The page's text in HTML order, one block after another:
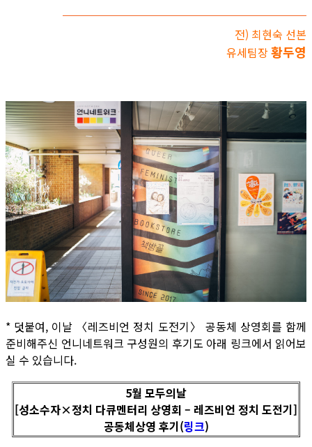
전) 최현숙 선본
유세팀장황두영
* 덧붙여, 이날 〈레즈비언 정치 도전기〉 공동체 상영회를 함께
준비해주신 언니네트워크 구성원의 후기도 아래 링크에서 읽어보
실 수 있습니다.
5월 모두의날
[성소수자×정치 다큐멘터리 상영회 – 레즈비언 정치 도전기]
공동체상영 후기(링크)